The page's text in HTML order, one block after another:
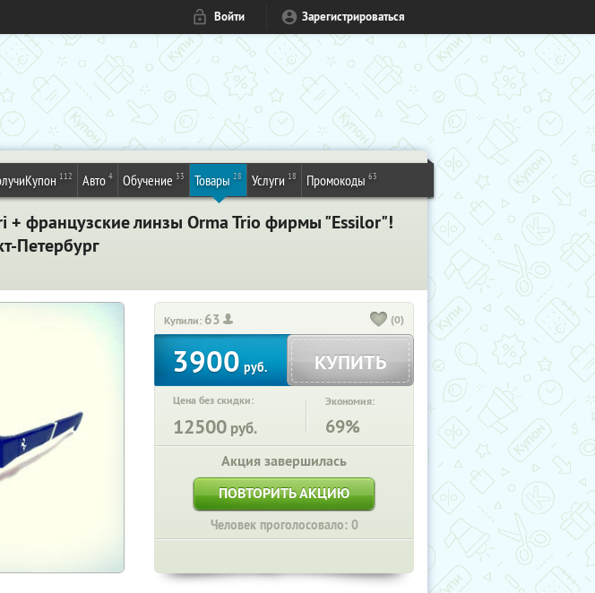
Войти Зарегистрироваться
112 Авто 4 Обучение 33 Товары 28 Услуги 18 Промокоды 63
французские линзы Orma Trio фирмы "Essilor"!
Петербург
Купили: 63 (0)
3900руб. КУПИТЬ
Цена без скидки:
12500 руб.
Экономия:
69%
Акция завершилась
ПОВТОРИТЬ АКЦИЮ
Человек проголосовало: 0